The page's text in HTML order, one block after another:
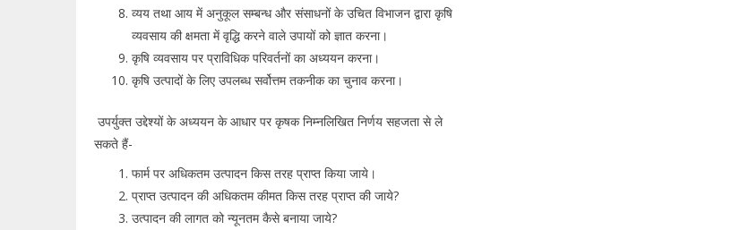
व्यय तथा आय में अनुकूल सम्बन्ध और संसाधनों के उचित विभाजन द्वारा कृषि
व्यवसाय की क्षमता में वृद्धि करने वाले उपायों को ज्ञात करना।
कृषि व्यवसाय पर प्राविधिक परिवर्तनों का अध्ययन करना।
कृषि उत्पादों के लिए उपलब्ध सर्वोत्तम तकनीक का चुनाव करना।
उपर्युक्त उद्देश्यों के अध्ययन के आधार पर कृषक निम्नलिखित निर्णय सहजता से ले
सकते हैं-
फार्म पर अधिकतम उत्पादन किस तरह प्राप्त किया जाये।
प्राप्त उत्पादन की अधिकतम कीमत किस तरह प्राप्त की जाये?
उत्पादन की लागत को न्यूनतम कैसे बनाया जाये?